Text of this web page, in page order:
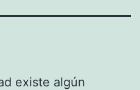
existe algún